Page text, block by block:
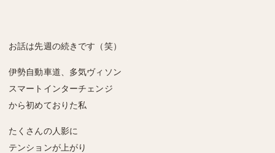
お話は先週の続きです（笑）
伊勢自動車道、多気ヴィソン
スマートインターチェンジ
から初めておりた私
たくさんの人影に
テンションが上がり